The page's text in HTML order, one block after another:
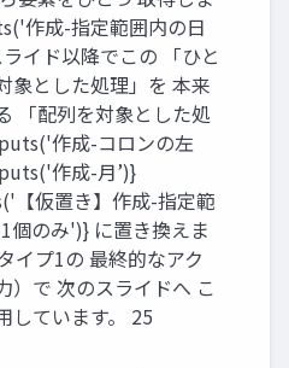
作成-指定範囲内の日
イド以降でこの 「ひと
象とした処理」を 本来
「配列を対象とした処
作成-コロンの左
作成-月’)}
【仮置き】作成-指定範
個のみ')} に置き換えま
イプ1の 最終的なアク
）で 次のスライドへ こ
しています。 25